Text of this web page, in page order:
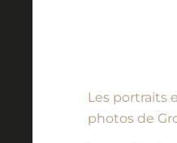
Les portraits
photos de